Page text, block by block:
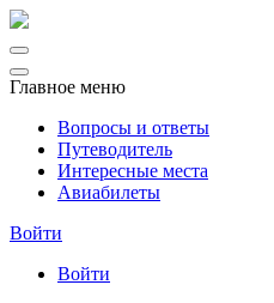
Главное меню
Вопросы и ответы
Путеводитель
Интересные места
Авиабилеты
Войти
Войти